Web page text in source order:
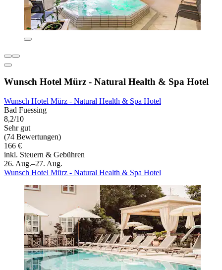
Wunsch Hotel Mürz - Natural Health & Spa Hotel
Wunsch Hotel Mürz - Natural Health & Spa Hotel
Bad Fuessing
8,2/10
Sehr gut
(74 Bewertungen)
166 €
inkl. Steuern & Gebühren
26. Aug.–27. Aug.
Wunsch Hotel Mürz - Natural Health & Spa Hotel